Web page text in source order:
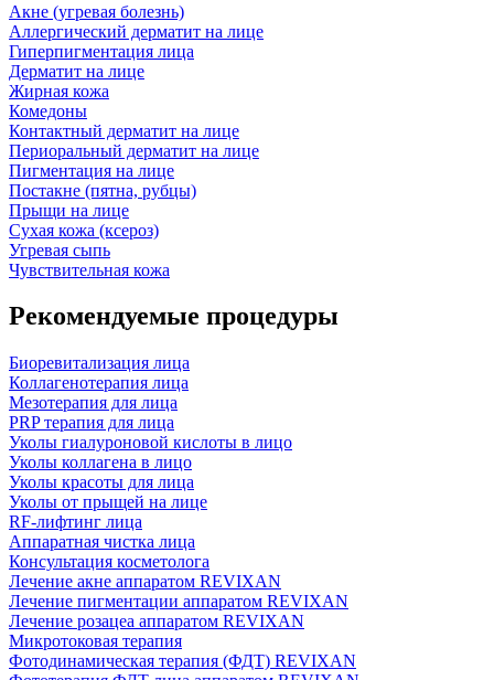
Акне (угревая болезнь)
Аллергический дерматит на лице
Гиперпигментация лица
Дерматит на лице
Жирная кожа
Комедоны
Контактный дерматит на лице
Периоральный дерматит на лице
Пигментация на лице
Постакне (пятна, рубцы)
Прыщи на лице
Сухая кожа (ксероз)
Угревая сыпь
Чувствительная кожа
Рекомендуемые процедуры
Биоревитализация лица
Коллагенотерапия лица
Мезотерапия для лица
PRP терапия для лица
Уколы гиалуроновой кислоты в лицо
Уколы коллагена в лицо
Уколы красоты для лица
Уколы от прыщей на лице
RF-лифтинг лица
Аппаратная чистка лица
Консультация косметолога
Лечение акне аппаратом REVIXAN
Лечение пигментации аппаратом REVIXAN
Лечение розацеа аппаратом REVIXAN
Микротоковая терапия
Фотодинамическая терапия (ФДТ) REVIXAN